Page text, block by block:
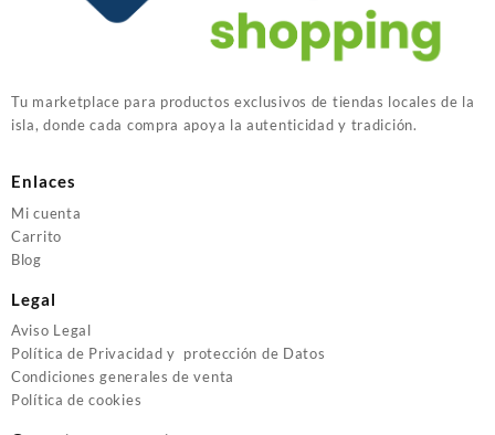
Tu marketplace para productos exclusivos de tiendas locales de la
isla, donde cada compra apoya la autenticidad y tradición.
Enlaces
Mi cuenta
Carrito
Blog
Legal
Aviso Legal
Política de Privacidad y protección de Datos
Condiciones generales de venta
Política de cookies